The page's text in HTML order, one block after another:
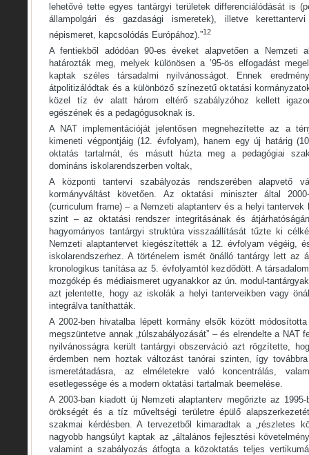
lehetővé tette egyes tantárgyi területek differenciálódását is
állampolgári és gazdasági ismeretek), illetve
népismeret, kapcsolódás Európához).”12
A fentiekből adódóan 90-es éveket alapvetően a Nemzeti
határozták meg, melyek különösen a ’95-ös elfogadást
kaptak széles társadalmi nyilvánosságot. Ennek
átpolitizálódtak és a különböző színezetű oktatási
közel tíz év alatt három eltérő szabályzóhoz kellett
egészének és a pedagógusoknak is.
A NAT implementációját jelentősen megnehezítette az a
kimeneti végpontjáig (12. évfolyam), hanem egy új határig
oktatás tartalmát, és másutt húzta meg a pedagógiai
domináns iskolarendszerben voltak,
A központi tantervi szabályozás rendszerében alapvető
kormányváltást követően. Az oktatási miniszter által
(curriculum frame) – a Nemzeti alaptanterv és a helyi
szint – az oktatási rendszer integritásának és
hagyományos tantárgyi struktúra visszaállítását tűzte ki
Nemzeti alaptantervet kiegészítették a 12. évfolyam végéig,
iskolarendszerhez. A történelem ismét önálló tantárgy lett az
kronologikus tanítása az 5. évfolyamtól kezdődött. A
mozgókép és médiaismeret ugyanakkor az ún. modul-
azt jelentette, hogy az iskolák a helyi tanterveikben vagy
integrálva taníthatták.
A 2002-ben hivatalba lépett kormány elsők között
megszüntetve annak „túlszabályozását” – és elrendelte a NAT
nyilvánosságra került tantárgyi obszerváció azt rögzítette,
érdemben nem hoztak változást tanórai szinten, így
ismeretátadásra, az elméletekre való koncentrálás,
esetlegessége és a modern oktatási tartalmak beemelése.
A 2003-ban kiadott új Nemzeti alaptanterv megőrizte az
örökségét és a tíz műveltségi területre épülő
szakmai kérdésben. A tervezetből kimaradtak a „részletes
nagyobb hangsúlyt kaptak az „általános fejlesztési
valamint a szabályozás átfogta a közoktatás teljes